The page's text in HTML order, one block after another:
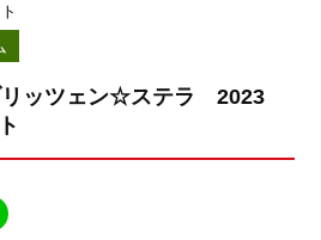
リッツェン☆ステラ 2023